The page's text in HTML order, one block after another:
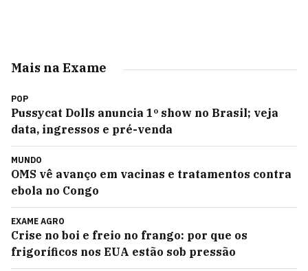
Mais na Exame
POP
Pussycat Dolls anuncia 1º show no Brasil; veja
data, ingressos e pré-venda
MUNDO
OMS vê avanço em vacinas e tratamentos contra
ebola no Congo
EXAME AGRO
Crise no boi e freio no frango: por que os
frigoríficos nos EUA estão sob pressão